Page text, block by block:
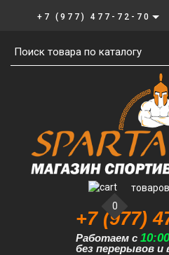
+7 (977) 477-72-70
0
+7 (977)
Работаем с 10:00
без перерывов и